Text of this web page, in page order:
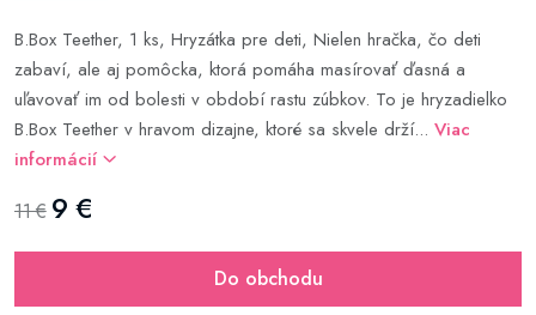
B.Box Teether, 1 ks, Hryzátka pre deti, Nielen hračka, čo deti
zabaví, ale aj pomôcka, ktorá pomáha masírovať ďasná a
uľavovať im od bolesti v období rastu zúbkov. To je hryzadielko
B.Box Teether v hravom dizajne, ktoré sa skvele drží... Viac
informácií
11 € 9 €
Do obchodu